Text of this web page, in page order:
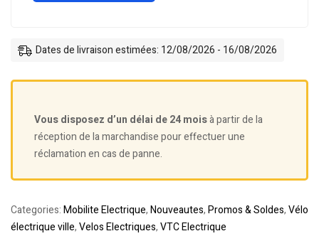
Dates de livraison estimées: 12/08/2026 - 16/08/2026
Vous disposez d’un délai de 24 moisà partir de la
réception de la marchandise pour effectuer une
réclamation en cas de panne.
Categories:Mobilite Electrique,Nouveautes,Promos & Soldes,Vélo
électrique ville,Velos Electriques,VTC Electrique